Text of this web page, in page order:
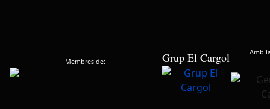
Membres de: Grup El Cargol Amb